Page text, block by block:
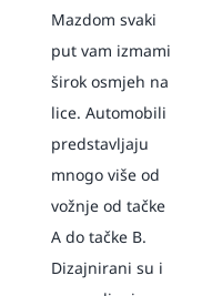
Mazdom svaki
put vam izmami
širok osmjeh na
lice. Automobili
predstavljaju
mnogo više od
vožnje od tačke
A do tačke B.
Dizajnirani su i